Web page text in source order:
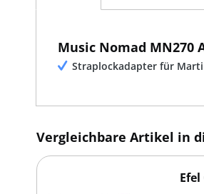
Music Nomad MN270
Straplockadapter für
Vergleichbare Artikel in